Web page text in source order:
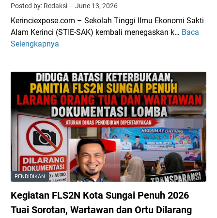
n
d
i
a
n
d
i
S
u
n
g
a
i
P
e
i
s
u
I
A
I
N
K
e
r
i
n
c
i
Posted by: Redaksi June 13, 2026
Kerinciexpose.com – Sekolah Tinggi Ilmu Ekonomi Sakti
Alam Kerinci (STIE-SAK) kembali menegaskan k… Baca
Selengkapnya
S
-
S
A
K
K
e
r
i
n
c
i
W
PENDIDIKAN
Kegiatan FLS2N Kota Sungai Penuh 2026
Tuai Sorotan, Wartawan dan Ortu Dilarang